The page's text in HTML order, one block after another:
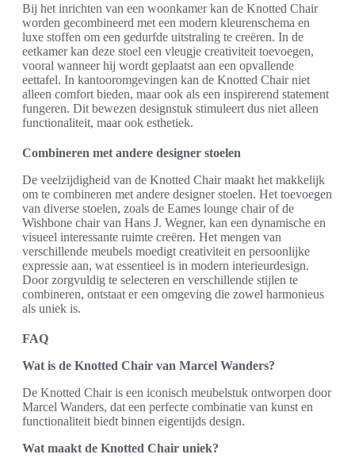
Bij het inrichten van een woonkamer kan de Knotted Chair
worden gecombineerd met een modern kleurenschema en
luxe stoffen om een gedurfde uitstraling te creëren. In de
eetkamer kan deze stoel een vleugje creativiteit toevoegen,
vooral wanneer hij wordt geplaatst aan een opvallende
eettafel. In kantooromgevingen kan de Knotted Chair niet
alleen comfort bieden, maar ook als een inspirerend statement
fungeren. Dit bewezen designstuk stimuleert dus niet alleen
functionaliteit, maar ook esthetiek.
Combineren met andere designer stoelen
De veelzijdigheid van de Knotted Chair maakt het makkelijk
om te combineren met andere designer stoelen. Het toevoegen
van diverse stoelen, zoals de Eames lounge chair of de
Wishbone chair van Hans J. Wegner, kan een dynamische en
visueel interessante ruimte creëren. Het mengen van
verschillende meubels moedigt creativiteit en persoonlijke
expressie aan, wat essentieel is in modern interieurdesign.
Door zorgvuldig te selecteren en verschillende stijlen te
combineren, ontstaat er een omgeving die zowel harmonieus
als uniek is.
FAQ
Wat is de Knotted Chair van Marcel Wanders?
De Knotted Chair is een iconisch meubelstuk ontworpen door
Marcel Wanders, dat een perfecte combinatie van kunst en
functionaliteit biedt binnen eigentijds design.
Wat maakt de Knotted Chair uniek?